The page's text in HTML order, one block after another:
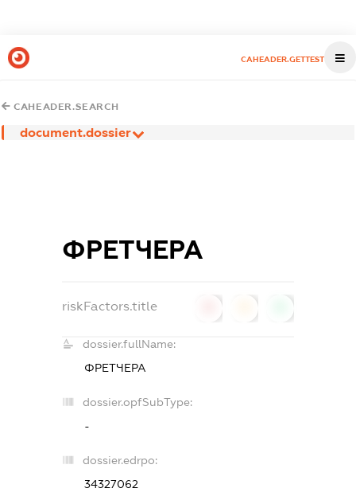
CAHEADER.GETTEST
CAHEADER.SEARCH
document.dossier
ФРЕТЧЕРА
riskFactors.title
dossier.fullName:
ФРЕТЧЕРА
dossier.opfSubType:
-
dossier.edrpo:
34327062